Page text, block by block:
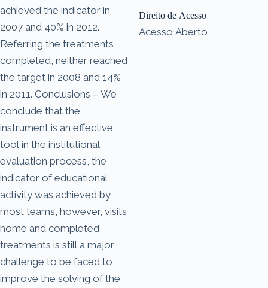
achieved the indicator in
2007 and 40% in 2012.
Referring the treatments
completed, neither reached
the target in 2008 and 14%
in 2011. Conclusions – We
conclude that the
instrument is an effective
tool in the institutional
evaluation process, the
indicator of educational
activity was achieved by
most teams, however, visits
home and completed
treatments is still a major
challenge to be faced to
improve the solving of the
Direito de Acesso
Acesso Aberto